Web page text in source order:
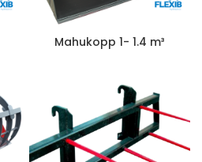
Mahukopp 1- 1.4 m³